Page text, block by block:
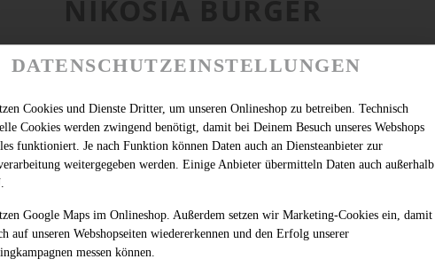
DATENSCHUTZEINSTELLUNGEN
Cookies und Dienste Dritter, um unseren Onlineshop zu betreiben. Technisch
Cookies werden zwingend benötigt, damit bei Deinem Besuch unseres Webshops
funktioniert. Je nach Funktion können Daten auch an Diensteanbieter zur
weitergegeben werden. Einige Anbieter übermitteln Daten auch außerhalb
Google Maps im Onlineshop. Außerdem setzen wir Marketing-Cookies ein, damit
auf unseren Webshopseiten wiedererkennen und den Erfolg unserer
messen können.